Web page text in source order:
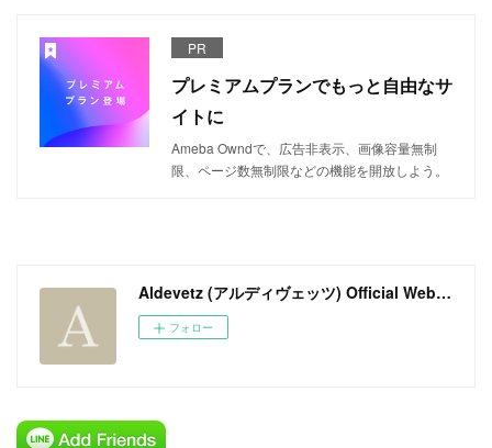
PR
プレミアムプランでもっと自由なサ
イトに
Ameba Owndで、広告非表示、画像容量無制
限、ページ数無制限などの機能を開放しよう。
Aldevetz (アルディヴェッツ) Official Web Site
フォロー